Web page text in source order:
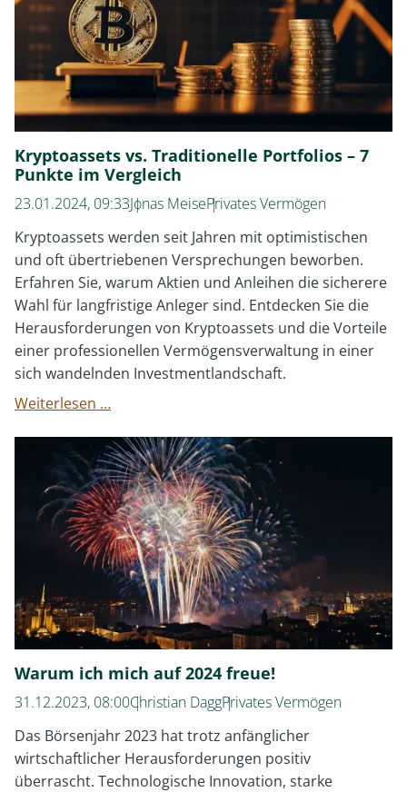
Kryptoassets vs. Traditionelle Portfolios – 7
Punkte im Vergleich
23.01.2024, 09:33Jonas MeisePrivates Vermögen
Kryptoassets werden seit Jahren mit optimistischen
und oft übertriebenen Versprechungen beworben.
Erfahren Sie, warum Aktien und Anleihen die sicherere
Wahl für langfristige Anleger sind. Entdecken Sie die
Herausforderungen von Kryptoassets und die Vorteile
einer professionellen Vermögensverwaltung in einer
sich wandelnden Investmentlandschaft.
Weiterlesen …Kryptoassets
Traditionelle
Portfolios
–
7
Punkte
im
Vergleich
Warum ich mich auf 2024 freue!
31.12.2023, 08:00Christian DaggPrivates Vermögen
Das Börsenjahr 2023 hat trotz anfänglicher
wirtschaftlicher Herausforderungen positiv
überrascht. Technologische Innovation, starke